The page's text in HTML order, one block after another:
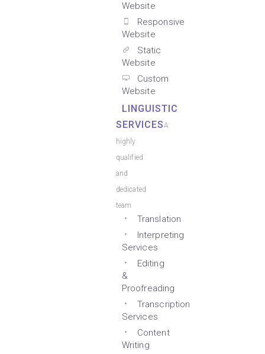
Website
Responsive
Website
Static
Website
Custom
Website
LINGUISTIC
SERVICESA
highly
qualified
and
dedicated
team
Translation
Interpreting
Services
Editing
&
Proofreading
Transcription
Services
Content
Writing